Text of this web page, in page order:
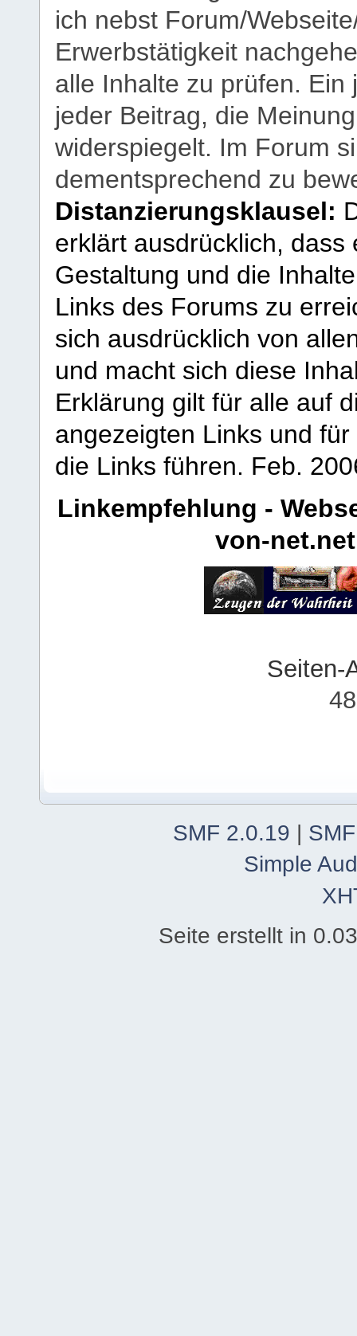
ich nebst Forum/
Erwerbstätigkeit
alle Inhalte zu prüfen.
jeder Beitrag, die
widerspiegelt. Im Forum
dementsprechend zu
Distanzierungsklausel:
erklärt ausdrücklich,
Gestaltung und die
Links des Forums zu
sich ausdrücklich von
und macht sich diese
Erklärung gilt für alle auf
angezeigten Links und
die Links führen. Feb.
Linkempfehlung -
von-net.net
Seiten-
SMF 2.0.19 |
Simple
Seite erstellt in